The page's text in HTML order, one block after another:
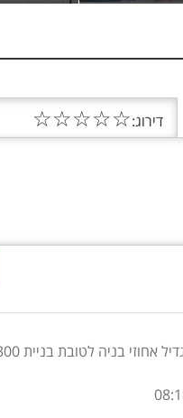
דירוג:☆
☆
☆
☆
☆
לטובת בניית 300 יח"ד מגורים